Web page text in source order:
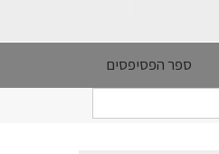
ספר הפסיפסים